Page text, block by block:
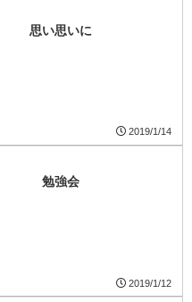
思い思いに
2019/1/14
勉強会
2019/1/12